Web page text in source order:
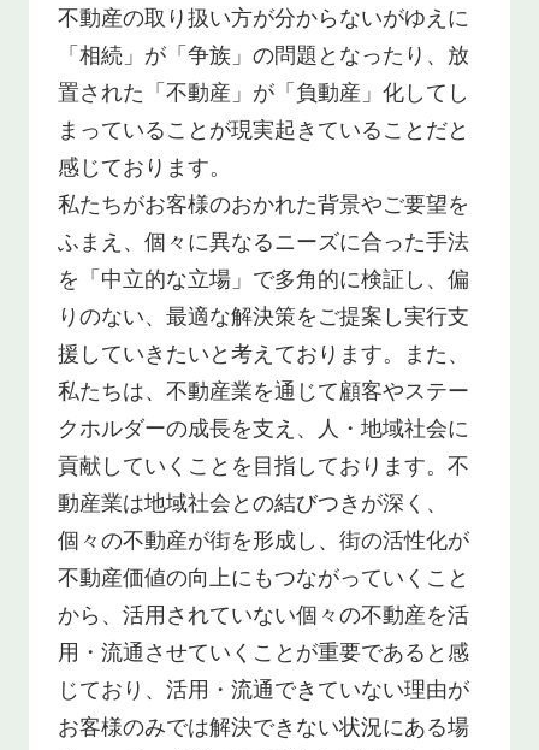
不動産の取り扱い方が分からないがゆえに
「相続」が「争族」の問題となったり、放
置された「不動産」が「負動産」化してし
まっていることが現実起きていることだと
感じております。
私たちがお客様のおかれた背景やご要望を
ふまえ、個々に異なるニーズに合った手法
を「中立的な立場」で多角的に検証し、偏
りのない、最適な解決策をご提案し実行支
援していきたいと考えております。また、
私たちは、不動産業を通じて顧客やステー
クホルダーの成長を支え、人・地域社会に
貢献していくことを目指しております。不
動産業は地域社会との結びつきが深く、
個々の不動産が街を形成し、街の活性化が
不動産価値の向上にもつながっていくこと
から、活用されていない個々の不動産を活
用・流通させていくことが重要であると感
じており、活用・流通できていない理由が
お客様のみでは解決できない状況にある場